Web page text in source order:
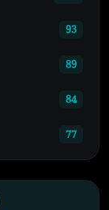
93
89
84
77